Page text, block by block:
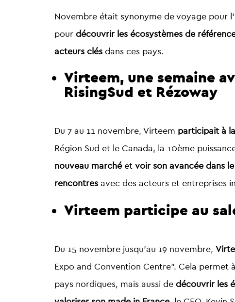
Novembre était synonyme de voyage pour
pour découvrir les écosystèmes de
acteurs clés dans ces pays.
Virteem, une semaine
RisingSud et Rézoway
Du 7 au 11 novembre, Virteem participait à
Région Sud et le Canada, la 10ème
nouveau marché et voir son avancée dans
rencontres avec des acteurs et entreprises
Virteem participe au
Du 15 novembre jusqu’au 19 novembre,
Expo and Convention Centre”. Cela permet
pays nordiques, mais aussi de découvrir les